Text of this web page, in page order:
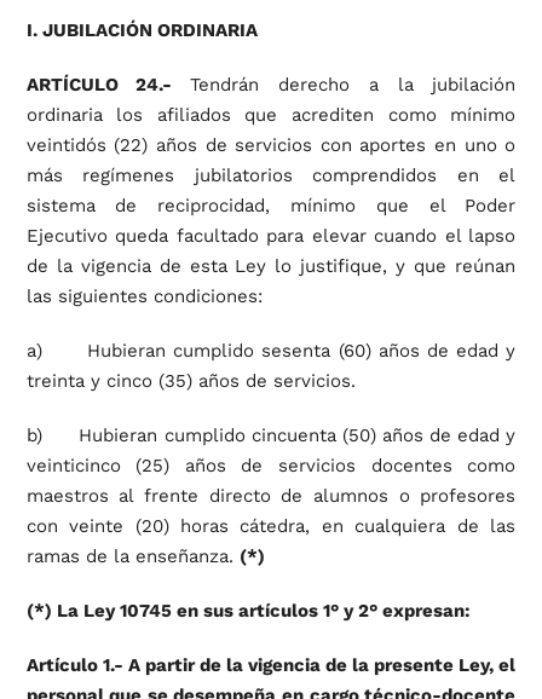
I. JUBILACIÓN ORDINARIA
ARTÍCULO 24.-Tendrán derecho a la jubilación
ordinaria los afiliados que acrediten como mínimo
veintidós (22) años de servicios con aportes en uno o
más regímenes jubilatorios comprendidos en el
sistema de reciprocidad, mínimo que el Poder
Ejecutivo queda facultado para elevar cuando el lapso
de la vigencia de esta Ley lo justifique, y que reúnan
las siguientes condiciones:
a) Hubieran cumplido sesenta (60) años de edad y
treinta y cinco (35) años de servicios.
b) Hubieran cumplido cincuenta (50) años de edad y
veinticinco (25) años de servicios docentes como
maestros al frente directo de alumnos o profesores
con veinte (20) horas cátedra, en cualquiera de las
ramas de la enseñanza. (*)
(*) La Ley 10745 en sus artículos 1° y 2° expresan:
Artículo 1.- A partir de la vigencia de la presente Ley, el